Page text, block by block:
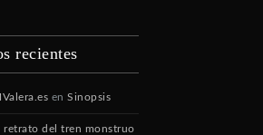
recientes
enSinopsis
del tren monstruo